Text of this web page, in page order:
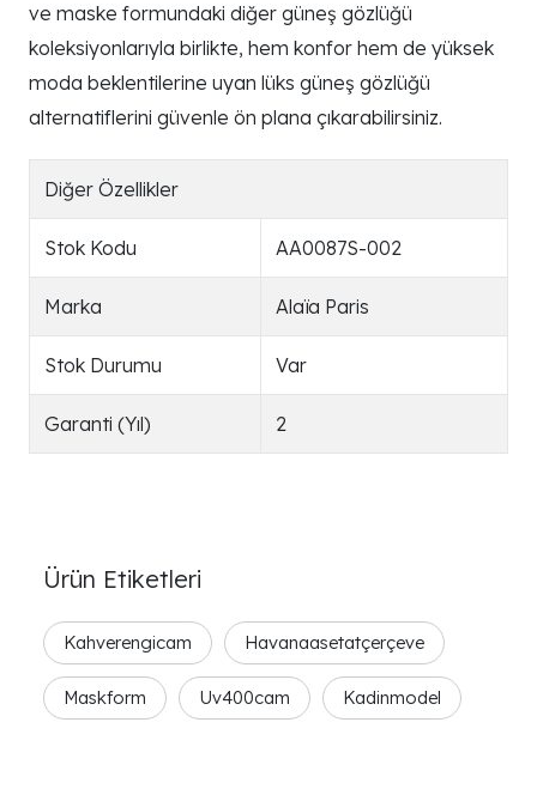
ve maske formundaki diğer güneş gözlüğü
koleksiyonlarıyla birlikte, hem konfor hem de yüksek
moda beklentilerine uyan lüks güneş gözlüğü
alternatiflerini güvenle ön plana çıkarabilirsiniz.
Diğer Özellikler
Stok Kodu AA0087S-002
Marka Alaïa Paris
Stok Durumu Var
Garanti (Yıl) 2
Ürün Etiketleri
Kahverengicam Havanaasetatçerçeve
Maskform Uv400cam Kadinmodel